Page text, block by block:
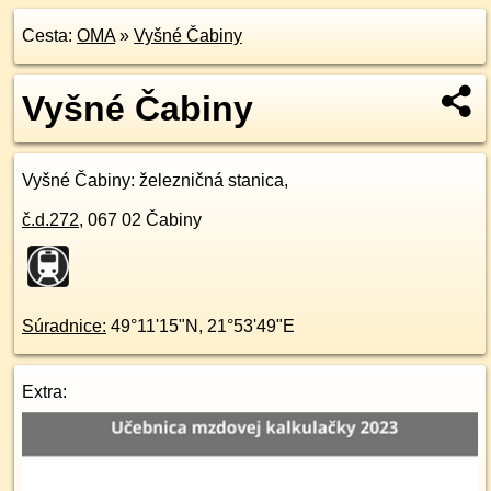
Cesta: OMA» Vyšné Čabiny
Vyšné Čabiny
Vyšné Čabiny: železničná stanica,
č.d.272, 067 02 Čabiny
Súradnice: 49°11'15"N , 21°53'49"E
Extra: